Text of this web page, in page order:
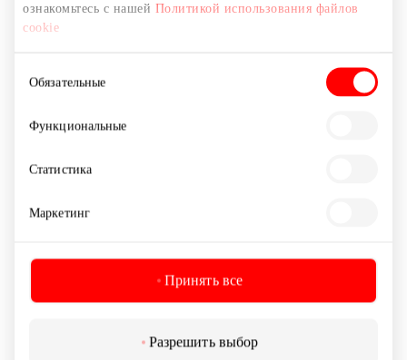
ознакомьтесь с нашей Политикой использования файлов
cookie
согласия
Обязательные
Функциональные
Статистика
Маркетинг
Принять все
Разрешить выбор
CASE4YOU
Товары для дома и электроника